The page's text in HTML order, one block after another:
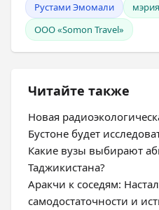
Рустами Эмомали
ООО «Somon Travel»
Читайте также
Новая
Бустоне будет
Какие вузы выбирают
Таджикистана?
Аракчи к соседям:
самодостаточности и